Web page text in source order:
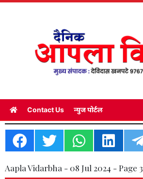
Contact Us न्युज पोर्टल
Aapla Vidarbha - 08 Jul 2024 - Page 3